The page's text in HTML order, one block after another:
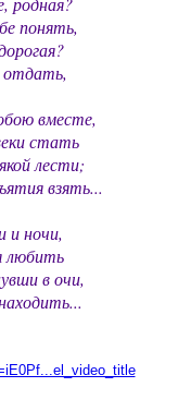
понять,
отдать,
вместе,
стать
лести;
взять...
и ночи,
любить
в очи,